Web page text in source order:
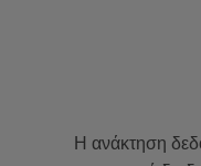
Η ανάκτηση